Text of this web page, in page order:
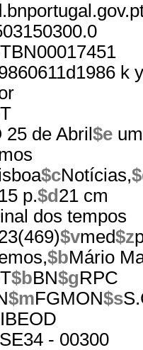
k
25 de Abril $e
$cNotícias,
p.$d 21 cm
dos tempos
$vmed$z
$bMário
$bBN$gRPC
$mFGMON$s
- 00300